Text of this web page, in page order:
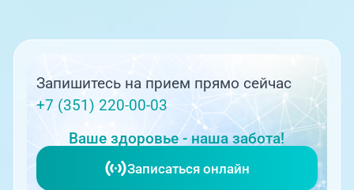
Запишитесь на прием прямо сейчас
+7 (351) 220-00-03
Ваше здоровье - наша забота!
Записаться онлайн